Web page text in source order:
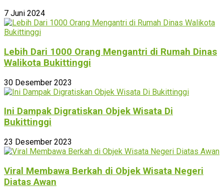
7 Juni 2024
Lebih Dari 1000 Orang Mengantri di Rumah Dinas
Walikota Bukittinggi
30 Desember 2023
Ini Dampak Digratiskan Objek Wisata Di
Bukittinggi
23 Desember 2023
Viral Membawa Berkah di Objek Wisata Negeri
Diatas Awan